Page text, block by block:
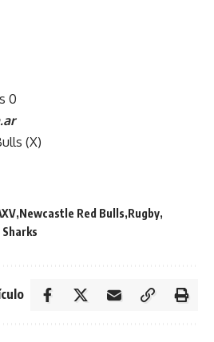
0
(X)
Newcastle Red Bulls Rugby
Sharks